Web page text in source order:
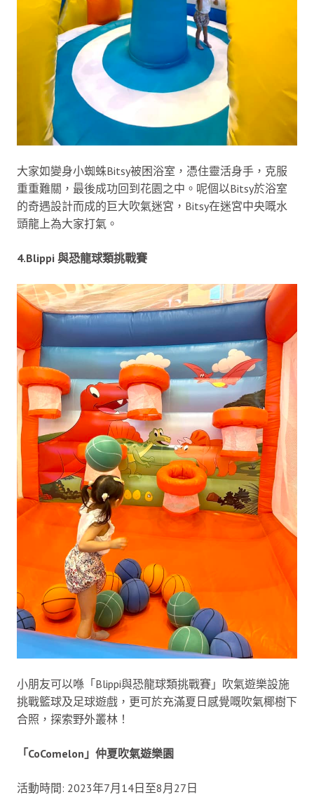
大家如變身小蜘蛛Bitsy被困浴室，憑住靈活身手，克服
重重難關，最後成功回到花園之中。呢個以Bitsy於浴室
的奇遇設計而成的巨大吹氣迷宮，Bitsy在迷宮中央嘅水
頭龍上為大家打氣。
4.Blippi 與恐龍球類挑戰賽
小朋友可以喺「Blippi與恐龍球類挑戰賽」吹氣遊樂設施
挑戰籃球及足球遊戲，更可於充滿夏日感覺嘅吹氣椰樹下
合照，探索野外叢林！
「CoComelon」仲夏吹氣遊樂園
活動時間: 2023年7月14日至8月27日